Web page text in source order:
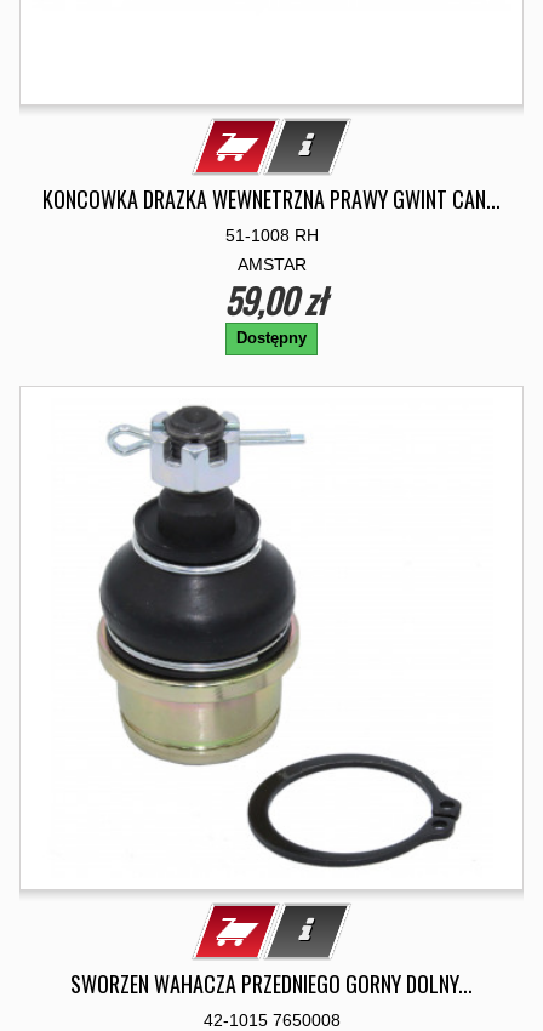
KONCOWKA DRAZKA WEWNETRZNA PRAWY GWINT CAN...
51-1008 RH
AMSTAR
59,00 zł
Dostępny
SWORZEN WAHACZA PRZEDNIEGO GORNY DOLNY...
42-1015 7650008